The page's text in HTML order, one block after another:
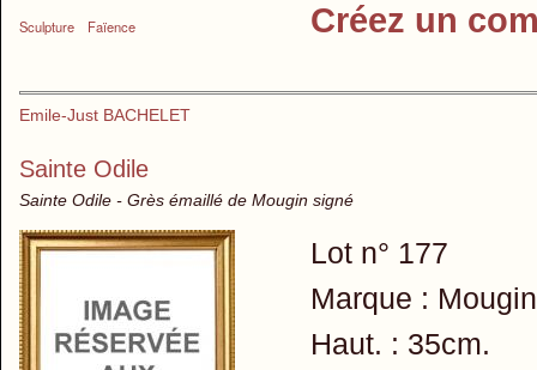
Sculpture Faïence Créez un
Emile-Just BACHELET
Sainte Odile
Sainte Odile - Grès émaillé de Mougin signé
Lot n° 177
Marque :
Haut. : 35cm.